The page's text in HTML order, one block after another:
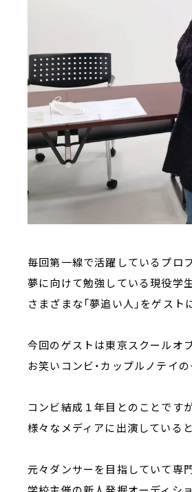
毎回第一線で活躍しているプロ
夢に向けて勉強している現役学生
さまざまな「夢追い人」をゲスト
今回のゲストは東京スクールオ
お笑いコンビ・カップルノテイの
コンビ結成１年目とのことですが
様々なメディアに出演している
元々ダンサーを目指していて専